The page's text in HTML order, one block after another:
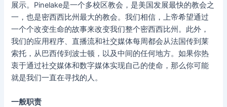
展示。Pinelake是一个多校区教会，是美国发展最快的教会之
一，也是密西西比州最大的教会。我们相信，上帝希望通过
一个个改变生命的故事来改变我们整个密西西比州。此外，
我们的应用程序、直播流和社交媒体每周都会从法国传到莱
索托，从巴西传到波士顿，以及中间的任何地方。如果你热
衷于通过社交媒体和数字媒体实现自己的使命，那么你可能
就是我们一直在寻找的人。
一般职责